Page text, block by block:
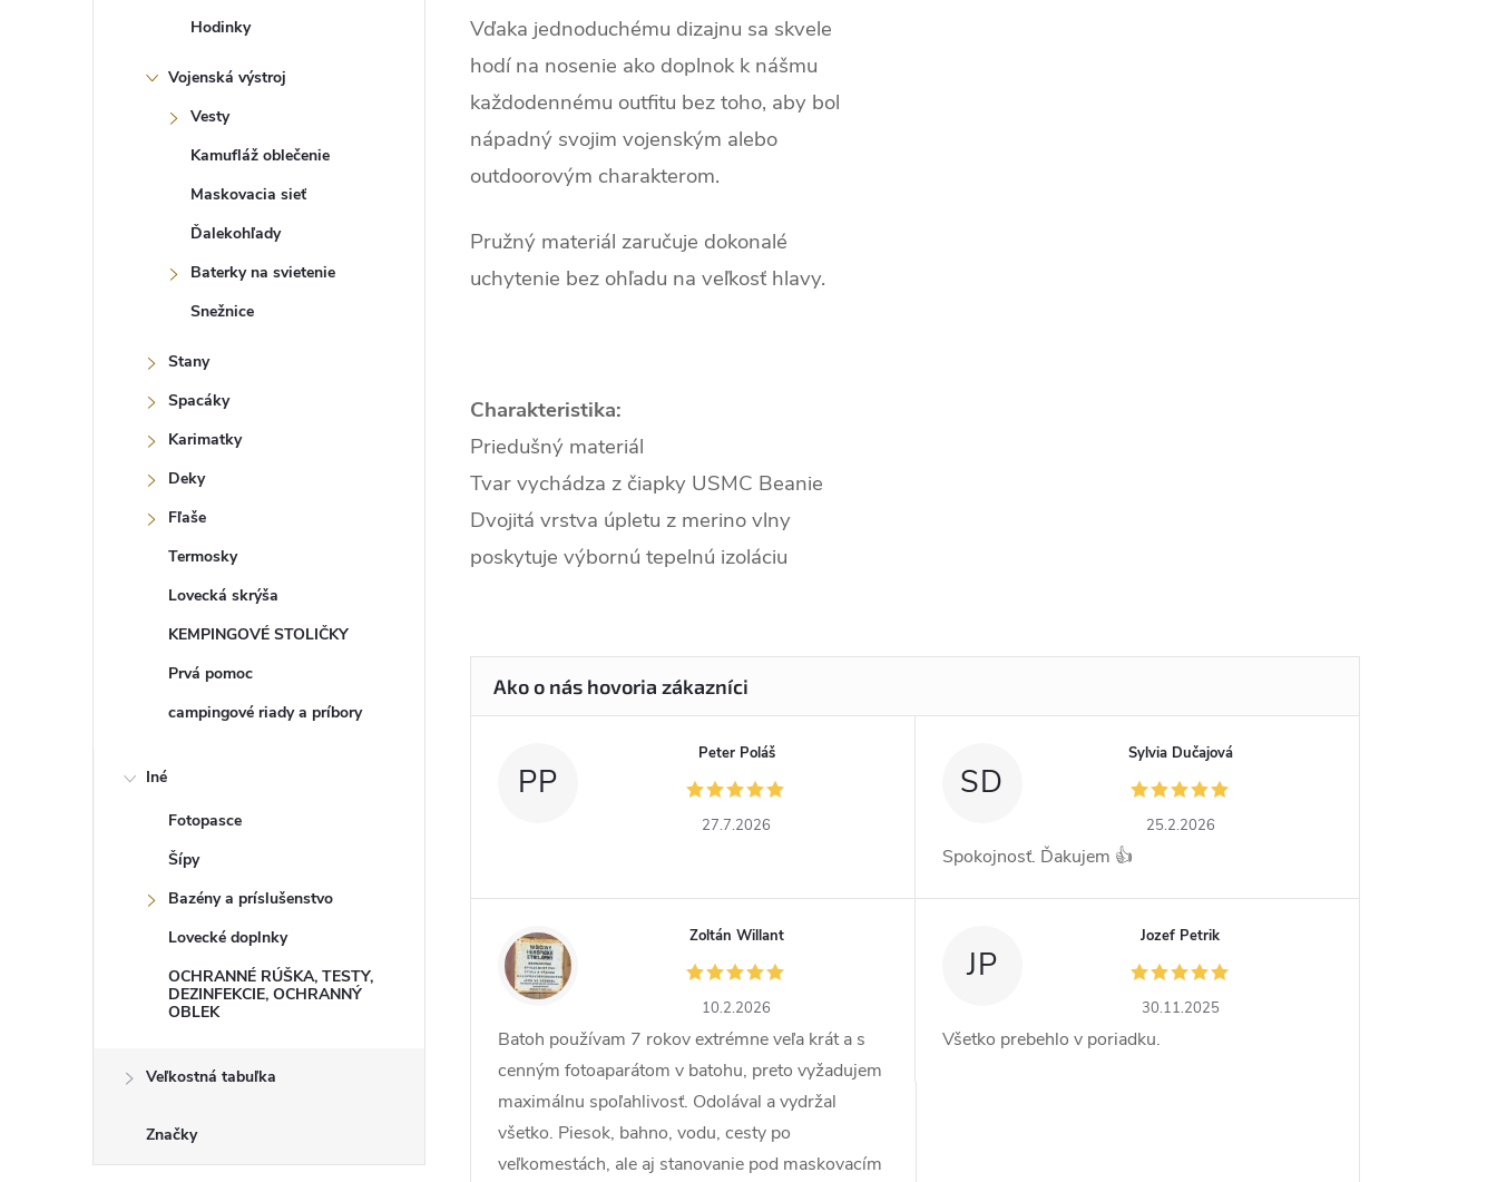
Hodinky
Vojenská výstroj
Vesty
Kamufláž oblečenie
Maskovacia sieť
Ďalekohľady
Baterky na svietenie
Snežnice
Stany
Spacáky
Karimatky
Deky
Fľaše
Termosky
Lovecká skrýša
KEMPINGOVÉ STOLIČKY
Prvá pomoc
campingové riady a príbory
Iné
Fotopasce
Šípy
Bazény a príslušenstvo
Lovecké doplnky
OCHRANNÉ RÚŠKA, TESTY,
DEZINFEKCIE, OCHRANNÝ
OBLEK
Veľkostná tabuľka
Značky
Vďaka jednoduchému dizajnu sa skvele
hodí na nosenie ako doplnok k nášmu
každodennému outfitu bez toho, aby bol
nápadný svojim vojenským alebo
outdoorovým charakterom.
Pružný materiál zaručuje dokonalé
uchytenie bez ohľadu na veľkosť hlavy.
Charakteristika:
Priedušný materiál
Tvar vychádza z čiapky USMC Beanie
Dvojitá vrstva úpletu z merino vlny
poskytuje výbornú tepelnú izoláciu
PP
Peter Poláš
27.7.2026
SD
Sylvia Dučajová
25.2.2026
Spokojnosť. Ďakujem 👍
ZW
Zoltán Willant
10.2.2026
Batoh používam 7 rokov extrémne veľa krát a s
cenným fotoaparátom v batohu, preto vyžadujem
maximálnu spoľahlivosť. Odolával a vydržal
všetko. Piesok, bahno, vodu, cesty po
veľkomestách, ale aj stanovanie pod maskovacím
JP
Jozef Petrik
30.11.2025
Všetko prebehlo v poriadku.